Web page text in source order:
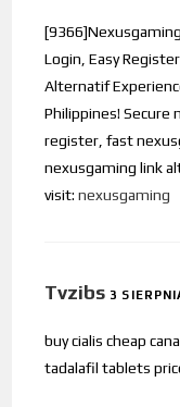
Login, Easy
Alternatif
Philippines! Secure
register, fast
nexusgaming link
visit:nexusgaming
Tvzibs 3
buy cialis cheap
tadalafil tablets